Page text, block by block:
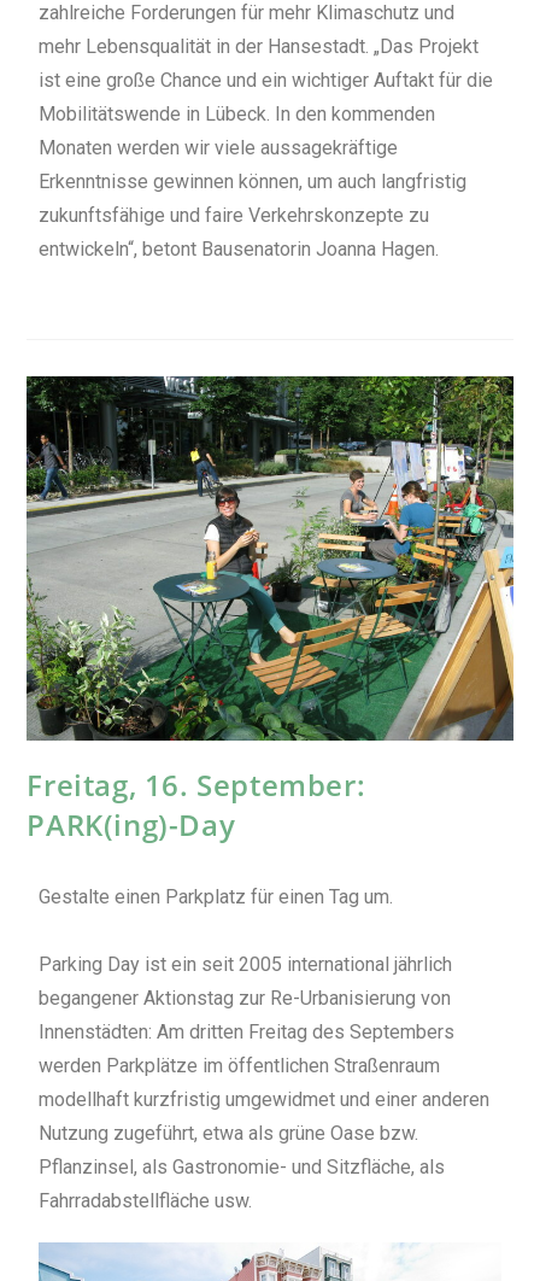
zahlreiche Forderungen für mehr Klimaschutz und
mehr Lebensqualität in der Hansestadt. „Das Projekt
ist eine große Chance und ein wichtiger Auftakt für die
Mobilitätswende in Lübeck. In den kommenden
Monaten werden wir viele aussagekräftige
Erkenntnisse gewinnen können, um auch langfristig
zukunftsfähige und faire Verkehrskonzepte zu
entwickeln“, betont Bausenatorin Joanna Hagen.
Freitag, 16. September:
PARK(ing)-Day
Gestalte einen Parkplatz für einen Tag um.
Parking Day ist ein seit 2005 international jährlich
begangener Aktionstag zur Re-Urbanisierung von
Innenstädten: Am dritten Freitag des Septembers
werden Parkplätze im öffentlichen Straßenraum
modellhaft kurzfristig umgewidmet und einer anderen
Nutzung zugeführt, etwa als grüne Oase bzw.
Pflanzinsel, als Gastronomie- und Sitzfläche, als
Fahrradabstellfläche usw.